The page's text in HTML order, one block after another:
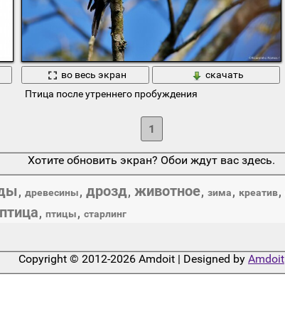
во весь экран
скачать
Птица после утреннего пробуждения
1
Хотите обновить экран? Обои ждут вас здесь.
, древесины, дрозд, животное, зима, креатив,
птица, птицы, старлинг
Copyright © 2012-2026 Amdoit | Designed by Amdoit